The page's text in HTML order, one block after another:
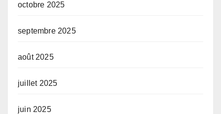
octobre 2025
septembre 2025
août 2025
juillet 2025
juin 2025